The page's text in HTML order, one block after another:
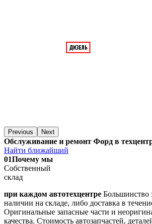
Previous Next
Обслуживание и ремонт Форд в
Найти ближайший
01Почему мы
Собственный
склад
при каждом автотехцентре Большинство
наличии на складе, либо доставка в
Оригинальные запасные части и
качества. Стоимость автозапчастей,